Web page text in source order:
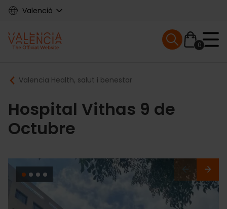
Skip
content
Valencià
Main
navigation
0
Mobile menu
Breadcrumb
Valencia Health, salut i benestar
Hospital Vithas 9 de
Octubre